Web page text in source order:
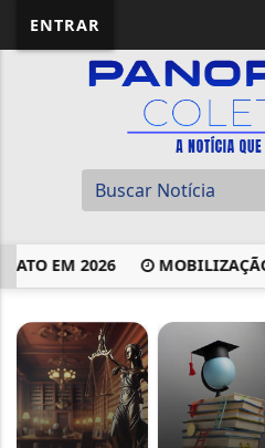
ENTRAR
EM 2026 MOBILIZAÇÃO